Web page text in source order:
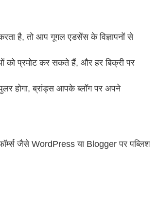
है, तो आप गूगल एडसेंस के विज्ञापनों से
को प्रमोट कर सकते हैं, और हर बिक्री पर
होगा, ब्रांड्स आपके ब्लॉग पर अपने
जैसे WordPress या Blogger पर पब्लिश